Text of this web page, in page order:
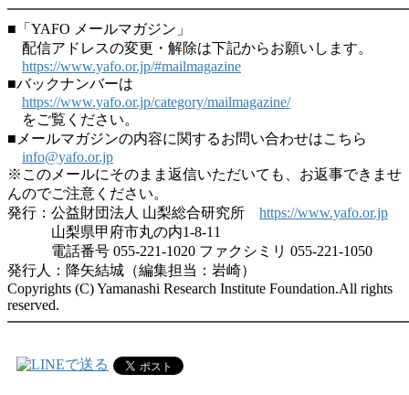
■「YAFO メールマガジン」
配信アドレスの変更・解除は下記からお願いします。
https://www.yafo.or.jp/#mailmagazine
■バックナンバーは
https://www.yafo.or.jp/category/mailmagazine/
をご覧ください。
■メールマガジンの内容に関するお問い合わせはこちら
info@yafo.or.jp
※このメールにそのまま返信いただいても、お返事できませ
んのでご注意ください。
発行：公益財団法人 山梨総合研究所 https://www.yafo.or.jp
山梨県甲府市丸の内1-8-11
電話番号 055-221-1020 ファクシミリ 055-221-1050
発行人：降矢結城（編集担当：岩崎）
Copyrights (C) Yamanashi Research Institute Foundation.All rights
reserved.